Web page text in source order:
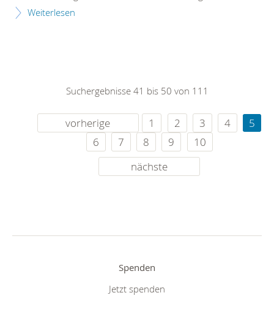
Weiterlesen
Suchergebnisse 41 bis 50 von 111
vorherige 1 2 3 4
5
6
7 8 9
10
nächste
Spenden
Jetzt spenden